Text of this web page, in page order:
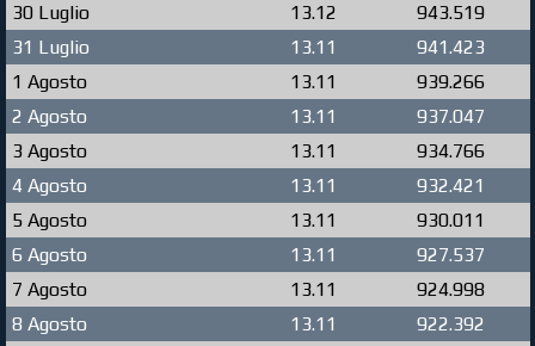
30 Luglio
13.12
943.519
31 Luglio
13.11
941.423
1 Agosto
13.11
939.266
2 Agosto
13.11
937.047
3 Agosto
13.11
934.766
4 Agosto
13.11
932.421
5 Agosto
13.11
930.011
6 Agosto
13.11
927.537
7 Agosto
13.11
924.998
8 Agosto
13.11
922.392